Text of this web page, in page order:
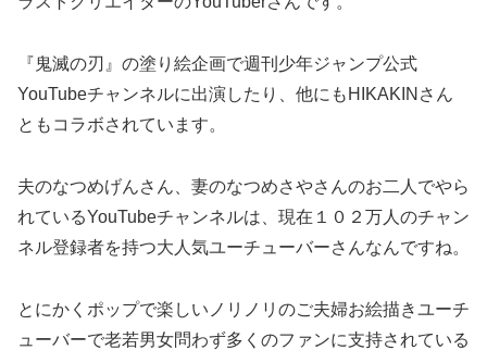
『鬼滅の刃』の塗り絵企画で週刊少年ジャンプ公式
YouTubeチャンネルに出演したり、他にもHIKAKINさん
ともコラボされています。
夫のなつめげんさん、妻のなつめさやさんのお二人でやら
れているYouTubeチャンネルは、現在１０２万人のチャン
ネル登録者を持つ大人気ユーチューバーさんなんですね。
とにかくポップで楽しいノリノリのご夫婦お絵描きユーチ
ューバーで老若男女問わず多くのファンに支持されている